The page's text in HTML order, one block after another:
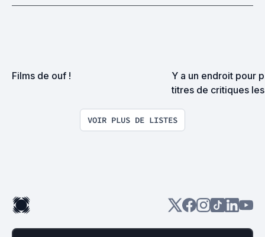
Films de ouf !
Y a un endroit pour
titres de critiques
VOIR PLUS DE LISTES